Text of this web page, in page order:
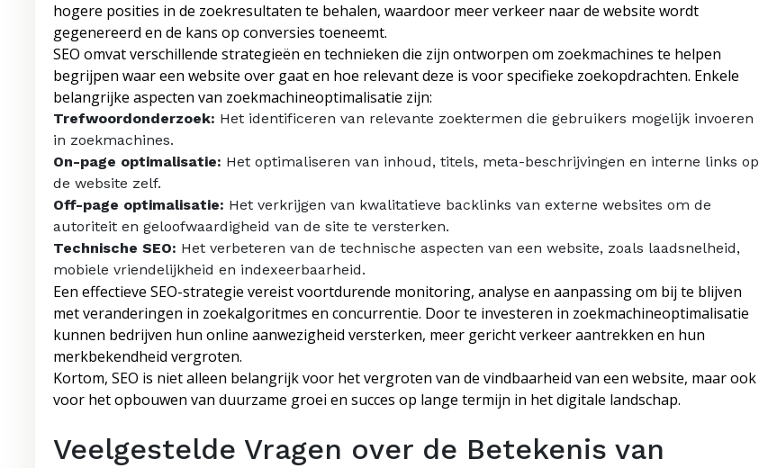
hogere posities in de zoekresultaten te behalen, waardoor meer verkeer naar de website wordt
gegenereerd en de kans op conversies toeneemt.
SEO omvat verschillende strategieën en technieken die zijn ontworpen om zoekmachines te helpen
begrijpen waar een website over gaat en hoe relevant deze is voor specifieke zoekopdrachten. Enkele
belangrijke aspecten van zoekmachineoptimalisatie zijn:
Trefwoordonderzoek: Het identificeren van relevante zoektermen die gebruikers mogelijk invoeren
in zoekmachines.
On-page optimalisatie: Het optimaliseren van inhoud, titels, meta-beschrijvingen en interne links op
de website zelf.
Off-page optimalisatie: Het verkrijgen van kwalitatieve backlinks van externe websites om de
autoriteit en geloofwaardigheid van de site te versterken.
Technische SEO: Het verbeteren van de technische aspecten van een website, zoals laadsnelheid,
mobiele vriendelijkheid en indexeerbaarheid.
Een effectieve SEO-strategie vereist voortdurende monitoring, analyse en aanpassing om bij te blijven
met veranderingen in zoekalgoritmes en concurrentie. Door te investeren in zoekmachineoptimalisatie
kunnen bedrijven hun online aanwezigheid versterken, meer gericht verkeer aantrekken en hun
merkbekendheid vergroten.
Kortom, SEO is niet alleen belangrijk voor het vergroten van de vindbaarheid van een website, maar ook
voor het opbouwen van duurzame groei en succes op lange termijn in het digitale landschap.
Veelgestelde Vragen over de Betekenis van